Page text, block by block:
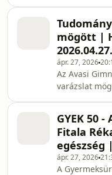
Képeiből
japán animék
figyelmét a
is választotta
Csillagpont
mögött |
2026.04.27.
ápr. 27, 2026
Az Avasi
varázslat
járó
kérdeztük
csapatvezető
Prokai
GYEK 50
Fitala
egészség
ápr. 27, 2026
A